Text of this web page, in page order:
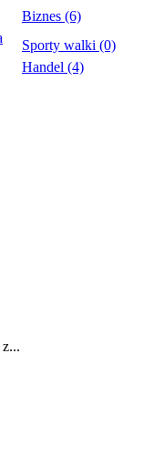
Biznes (6)
Sporty walki (0)
Handel (4)